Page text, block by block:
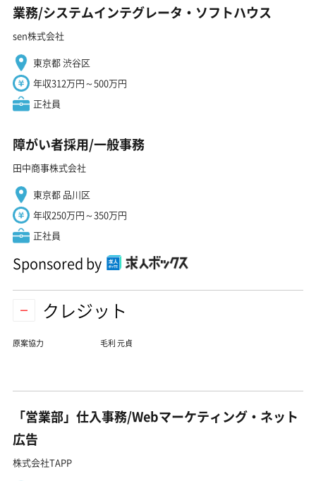
業務/システムインテグレータ・ソフトハウス
sen株式会社
東京都 渋谷区
年収312万円～500万円
正社員
障がい者採用/一般事務
田中商事株式会社
東京都 品川区
年収250万円～350万円
正社員
Sponsored by
クレジット
原案協力 毛利 元貞
「営業部」仕入事務/Webマーケティング・ネット
広告
株式会社TAPP